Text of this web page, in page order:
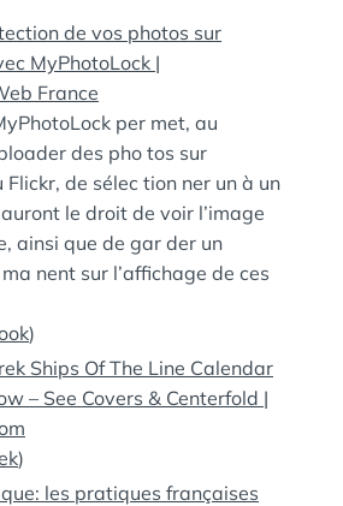
de vos photos sur
MyPhotoLock |
France
per met, au
des pho tos sur
Flickr, de sélec tion ner un à un
le droit de voir l’image
ainsi que de gar der un
nent sur l’affichage de ces
)
Ships Of The Line Calendar
– See Covers & Centerfold |
)
les pratiques françaises